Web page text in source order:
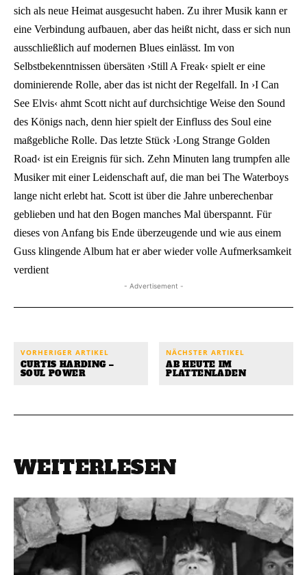
sich als neue Heimat ausgesucht haben. Zu ihrer Musik kann er
eine Verbindung aufbauen, aber das heißt nicht, dass er sich nun
ausschließlich auf modernen Blues einlässt. Im von
Selbstbekenntnissen übersäten ›Still A Freak‹ spielt er eine
dominierende Rolle, aber das ist nicht der Regelfall. In ›I Can
See Elvis‹ ahmt Scott nicht auf durchsichtige Weise den Sound
des Königs nach, denn hier spielt der Einfluss des Soul eine
maßgebliche Rolle. Das letzte Stück ›Long Strange Golden
Road‹ ist ein Ereignis für sich. Zehn Minuten lang trumpfen alle
Musiker mit einer Leidenschaft auf, die man bei The Waterboys
lange nicht erlebt hat. Scott ist über die Jahre unberechenbar
geblieben und hat den Bogen manches Mal überspannt. Für
dieses von Anfang bis Ende überzeugende und wie aus einem
Guss klingende Album hat er aber wieder volle Aufmerksamkeit
verdient
- Advertisement -
VORHERIGER ARTIKEL
CURTIS HARDING –
SOUL POWER
NÄCHSTER ARTIKEL
AB HEUTE IM
PLATTENLADEN
WEITERLESEN